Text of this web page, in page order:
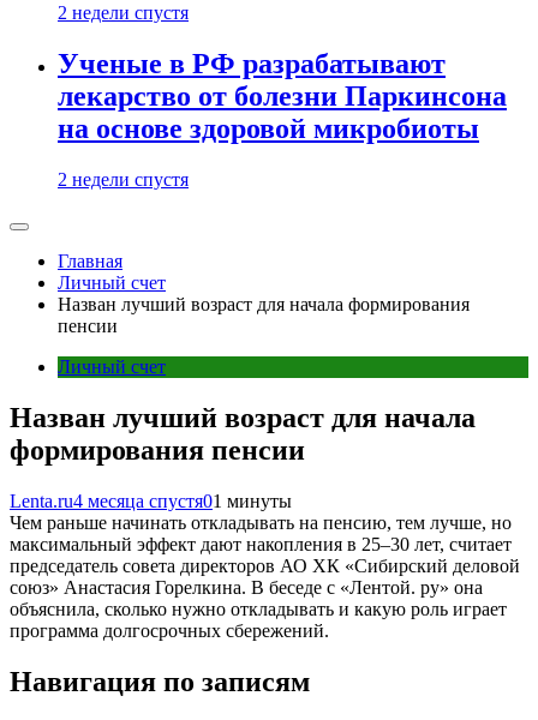
2 недели спустя
Ученые в РФ разрабатывают
лекарство от болезни Паркинсона
на основе здоровой микробиоты
2 недели спустя
Главная
Личный счет
Назван лучший возраст для начала формирования
пенсии
Личный счет
Назван лучший возраст для начала
формирования пенсии
Lenta.ru4 месяца спустя01 минуты
Чем раньше начинать откладывать на пенсию, тем лучше, но
максимальный эффект дают накопления в 25–30 лет, считает
председатель совета директоров АО ХК «Сибирский деловой
союз» Анастасия Горелкина. В беседе с «Лентой. ру» она
объяснила, сколько нужно откладывать и какую роль играет
программа долгосрочных сбережений.
Навигация по записям